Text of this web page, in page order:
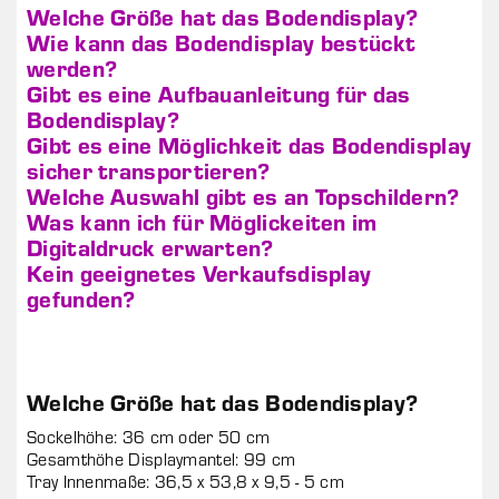
Welche Größe hat das Bodendisplay?
Wie kann das Bodendisplay bestückt
werden?
Gibt es eine Aufbauanleitung für das
Bodendisplay?
Gibt es eine Möglichkeit das Bodendisplay
sicher transportieren?
Welche Auswahl gibt es an Topschildern?
Was kann ich für Möglickeiten im
Digitaldruck erwarten?
Kein geeignetes Verkaufsdisplay
gefunden?
Welche Größe hat das Bodendisplay?
Sockelhöhe: 36 cm oder 50 cm
Gesamthöhe Displaymantel: 99 cm
Tray Innenmaße: 36,5 x 53,8 x 9,5 - 5 cm